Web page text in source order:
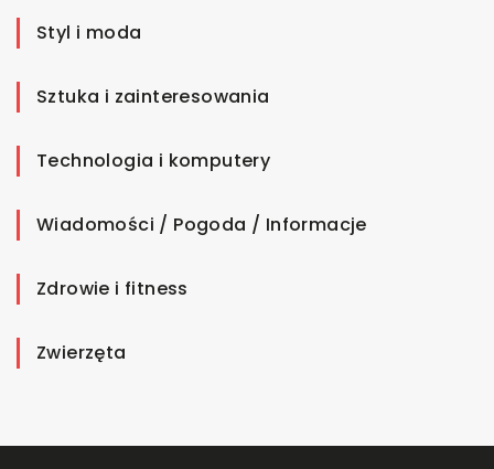
Styl i moda
Sztuka i zainteresowania
Technologia i komputery
Wiadomości / Pogoda / Informacje
Zdrowie i fitness
Zwierzęta